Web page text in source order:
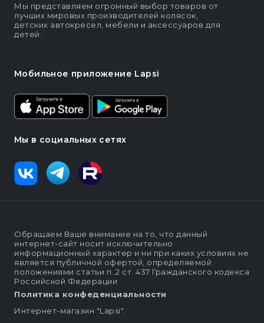
Мы представляем огромный выбор товаров от
лучших мировых производителей колясок,
детских автокресел, мебели и аксессуаров для
детей.
Мобильное приложение Lapsi
Мы в социальных сетях
Обращаем Ваше внимание на то, что данный
интернет-сайт носит исключительно
информационный характер и ни при каких условиях не
является публичной офертой, определяемой
положениями статьи п. 2 ст. 437 Гражданского кодекса
Российской Федерации
Политика конфеденциальности
Интернет-магазин "Lapsi".